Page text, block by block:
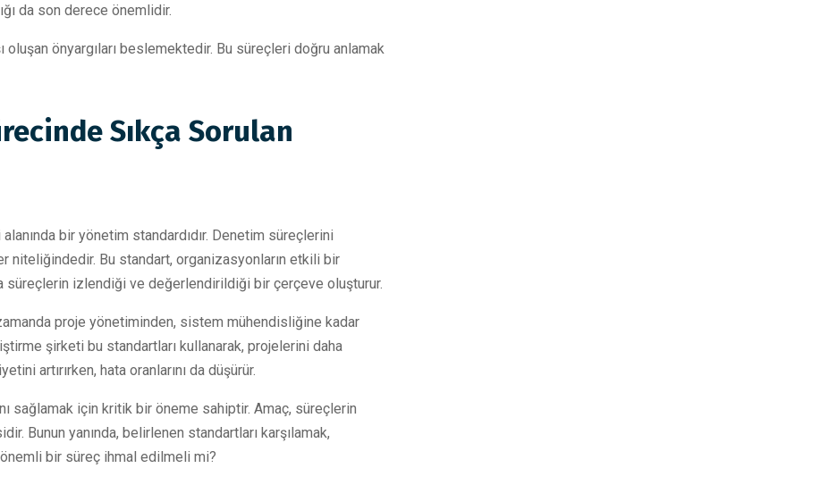
da son derece önemlidir.
oluşan önyargıları beslemektedir. Bu süreçleri doğru anlamak
Sıkça Sorulan
bir yönetim standardıdır. Denetim süreçlerini
Bu standart, organizasyonların etkili bir
süreçlerin izlendiği ve değerlendirildiği bir çerçeve oluşturur.
proje yönetiminden, sistem mühendisliğine kadar
şirketi bu standartları kullanarak, projelerini daha
artırırken, hata oranlarını da düşürür.
sağlamak için kritik bir öneme sahiptir. Amaç, süreçlerin
Bunun yanında, belirlenen standartları karşılamak,
bir süreç ihmal edilmeli mi?